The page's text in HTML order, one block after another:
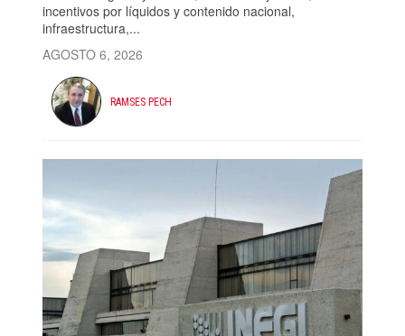
incentivos por líquidos y contenido nacional,
infraestructura,...
AGOSTO 6, 2026
RAMSES PECH